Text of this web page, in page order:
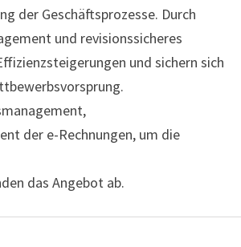
der Geschäftsprozesse. Durch
und revisionssicheres
und sichern sich
der e-Rechnungen, um die
das Angebot ab.